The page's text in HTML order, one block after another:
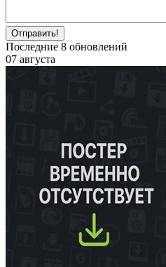
Отправить!
Последние 8 обновлений
07 августа